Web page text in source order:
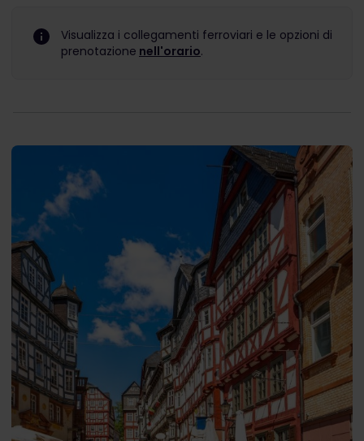
Visualizza i collegamenti ferroviari e le opzioni di
prenotazione nell'orario.